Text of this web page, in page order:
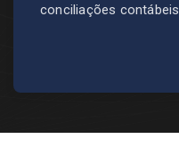
conciliações contábeis.